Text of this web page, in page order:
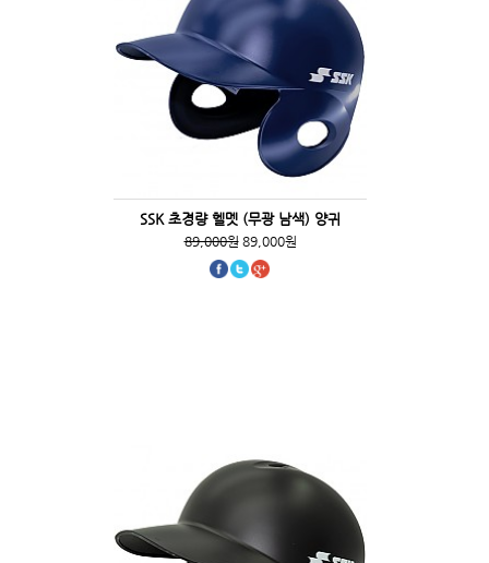
SSK 초경량 헬멧 (무광 남색) 양귀
89,000원89,000원